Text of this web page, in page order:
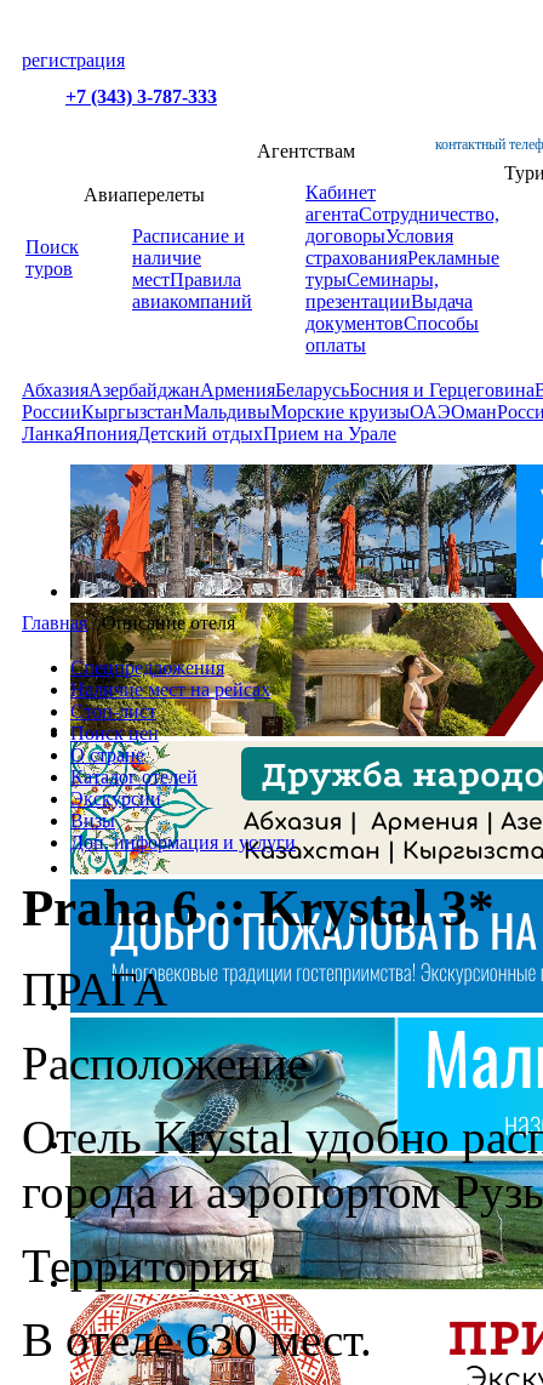
регистрация
+7 (343) 3-787-333
контактный
Поиск
туров
Авиаперелеты
Расписание и
наличие
местПравила
авиакомпаний
Агентствам
Кабинет
агентаСотрудничество,
договорыУсловия
страхованияРекламные
турыСеминары,
презентацииВыдача
документовСпособы
оплаты
АбхазияАзербайджанАрменияБеларусьБосния и Герцеговина
РоссииКыргызстанМальдивыМорские круизыОАЭОман
ЛанкаЯпонияДетский отдыхПрием на Урале
Главная /Описание отеля
Спецпредложения
Наличие мест на рейсах
Стоп-лист
Поиск цен
О стране
Каталог отелей
Экскурсии
Визы
Доп. информация и услуги
Praha 6 :: Krystal 3*
ПРАГА
Расположение
Отель Krystal удобно
города и аэропортом
Территория
В отеле 630 мест.